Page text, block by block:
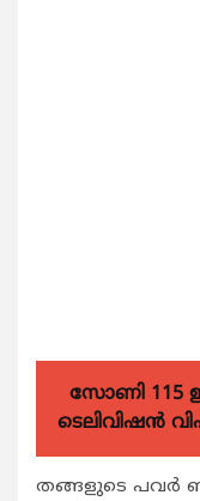
സോണി 115
ടെലിവിഷൻ
തങ്ങളുടെ പവര്‍